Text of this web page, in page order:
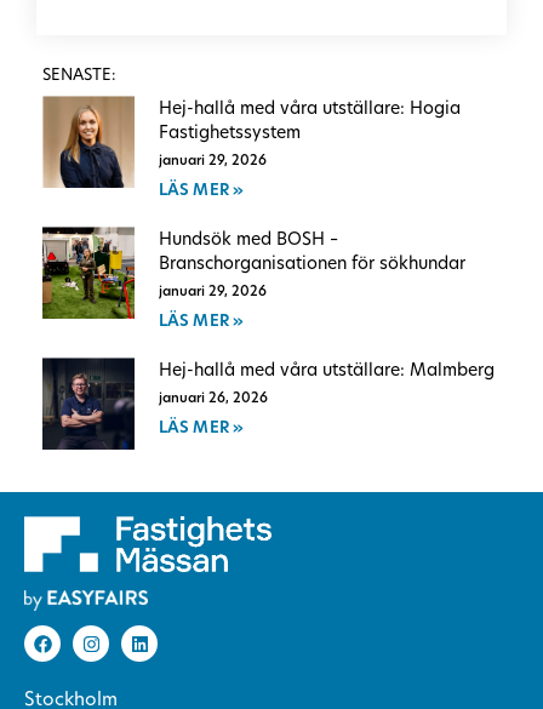
SENASTE:
Hej-hallå med våra utställare: Hogia
Fastighetssystem
januari 29, 2026
LÄS MER »
Hundsök med BOSH –
Branschorganisationen för sökhundar
januari 29, 2026
LÄS MER »
Hej-hallå med våra utställare: Malmberg
januari 26, 2026
LÄS MER »
Stockholm